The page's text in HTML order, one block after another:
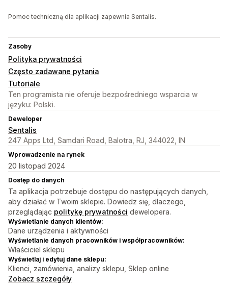
Pomoc techniczną dla aplikacji zapewnia Sentalis.
Zasoby
Polityka prywatności
Często zadawane pytania
Tutoriale
Ten programista nie oferuje bezpośredniego wsparcia w
języku: Polski.
Deweloper
Sentalis
247 Apps Ltd, Samdari Road, Balotra, RJ, 344022, IN
Wprowadzenie na rynek
20 listopad 2024
Dostęp do danych
Ta aplikacja potrzebuje dostępu do następujących danych,
aby działać w Twoim sklepie. Dowiedz się, dlaczego,
przeglądając politykę prywatności dewelopera.
Wyświetlanie danych klientów:
Dane urządzenia i aktywności
Wyświetlanie danych pracowników i współpracowników:
Właściciel sklepu
Wyświetlaj i edytuj dane sklepu:
Klienci, zamówienia, analizy sklepu, Sklep online
Zobacz szczegóły